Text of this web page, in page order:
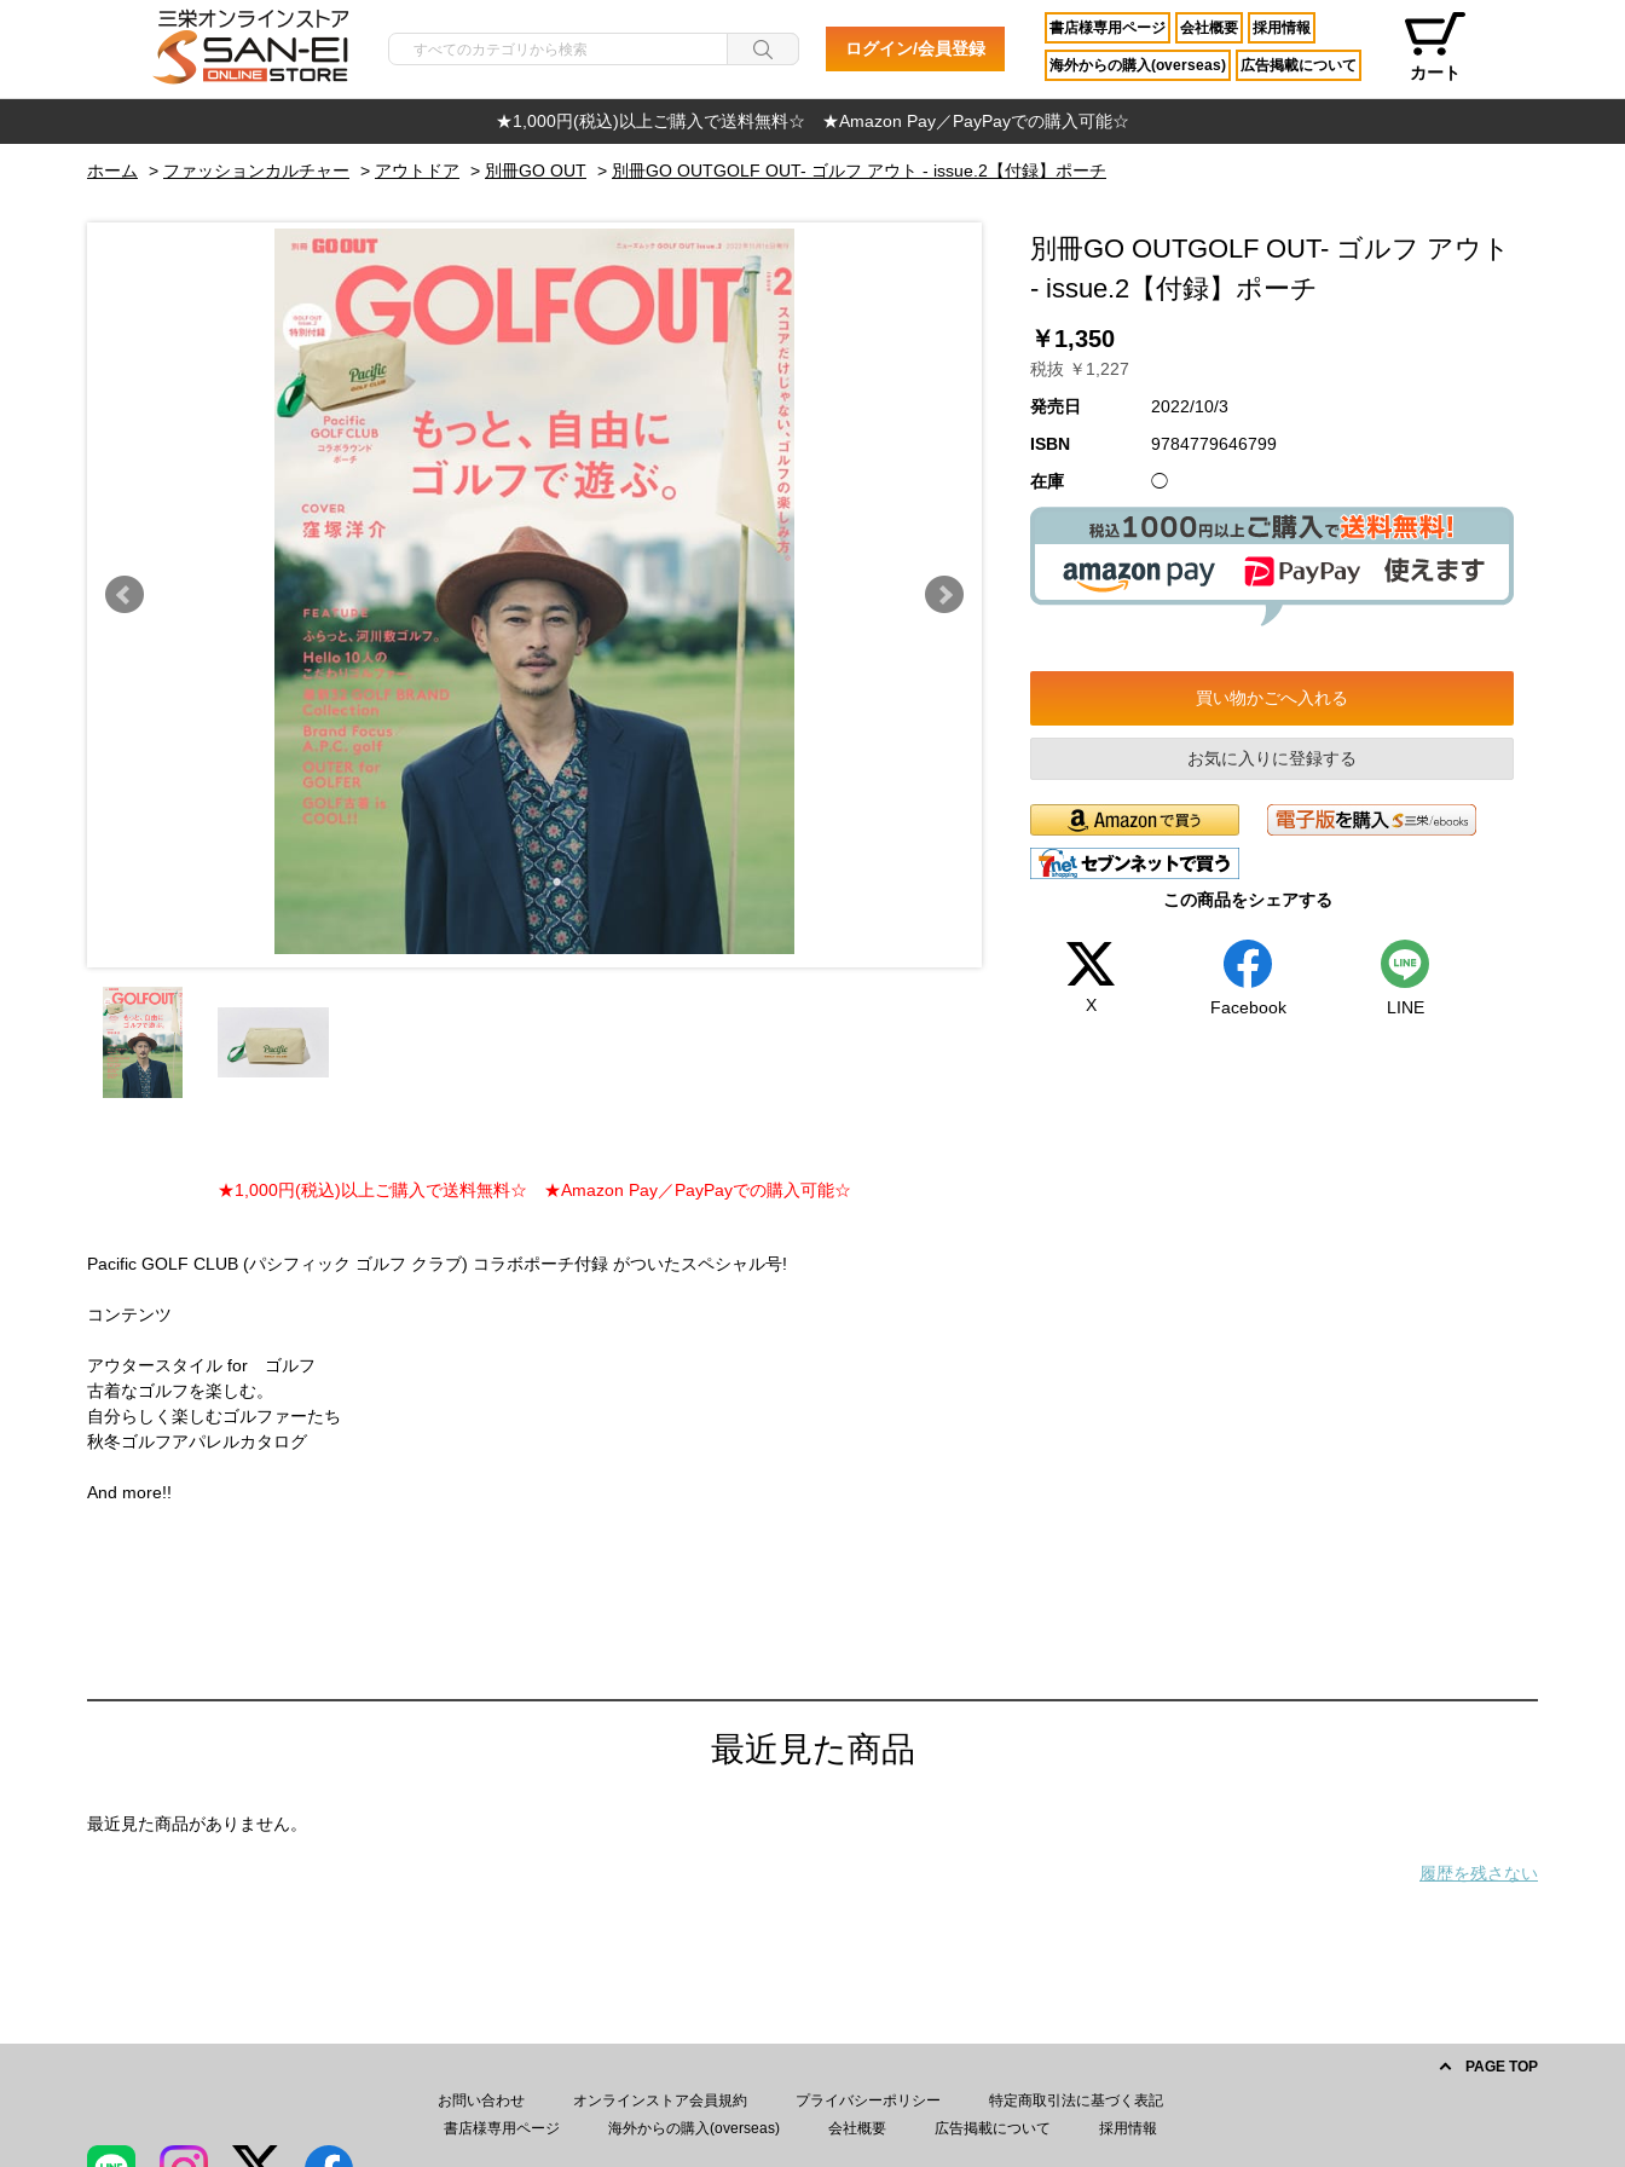
ログイン/会員登録
書店様専用ページ 会社概要 採用情報
海外からの購入(overseas) 広告掲載について カート
★1,000円(税込)以上ご購入で送料無料☆ ★Amazon Pay／PayPayでの購入可能☆
ホーム > ファッションカルチャー > アウトドア > 別冊GO OUT > 別冊GO OUTGOLF OUT- ゴルフ アウト - issue.2【付録】ポーチ
★1,000円(税込)以上ご購入で送料無料☆ ★Amazon Pay／PayPayでの購入可能☆
Pacific GOLF CLUB (パシフィック ゴルフ クラブ) コラボポーチ付録 がついたスペシャル号!
コンテンツ
アウタースタイル for ゴルフ
古着なゴルフを楽しむ。
自分らしく楽しむゴルファーたち
秋冬ゴルフアパレルカタログ
And more!!
別冊GO OUTGOLF OUT- ゴルフ アウト
- issue.2【付録】ポーチ
￥1,350
税抜 ￥1,227
発売日
2022/10/3
ISBN
9784779646799
在庫
◯
買い物かごへ入れる
お気に入りに登録する
この商品をシェアする
X Facebook LINE
最近見た商品
最近見た商品がありません。
履歴を残さない
PAGE TOP
お問い合わせ
オンラインストア会員規約 プライバシーポリシー
特定商取引法に基づく表記
書店様専用ページ
海外からの購入(overseas) 会社概要 広告掲載について 採用情報